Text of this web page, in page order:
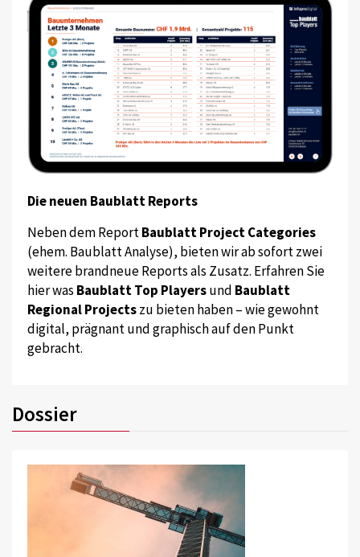
Die neuen Baublatt Reports
Neben dem ReportBaublatt Project Categories
(ehem. Baublatt Analyse), bieten wir ab sofort zwei
weitere brandneue Reports als Zusatz. Erfahren Sie
hier was Baublatt Top Playersund Baublatt
Regional Projectszu bieten haben – wie gewohnt
digital, prägnant und graphisch auf den Punkt
gebracht.
Dossier